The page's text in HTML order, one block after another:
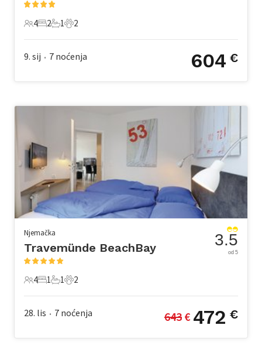
4 Gosti
4
2 Spavaće sobe
2
1 Kupaonica
1
2 Kućni ljubimac
2
9. sij • 7 noćenja 604 €
Njemačka
Travemünde BeachBay
4 Gosti
4
1 Spavaća soba
1
1 Kupaonica
1
2 Kućni ljubimac
2
3.5
od 5
28. lis • 7 noćenja 643 € 472 €